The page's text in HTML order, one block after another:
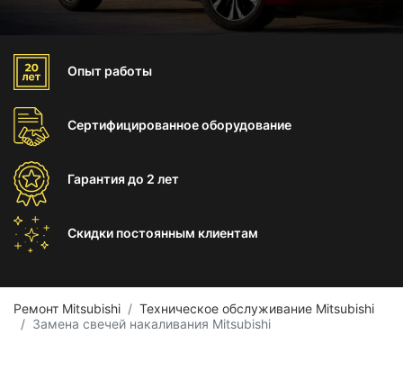
Опыт работы
Сертифицированноеоборудование
Гарантиядо 2 лет
Скидки постоянным клиентам
Ремонт Mitsubishi
Техническое обслуживание Mitsubishi
Замена свечей накаливания Mitsubishi